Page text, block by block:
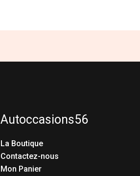
Autoccasions56
La Boutique
Contactez-nous
Mon Panier